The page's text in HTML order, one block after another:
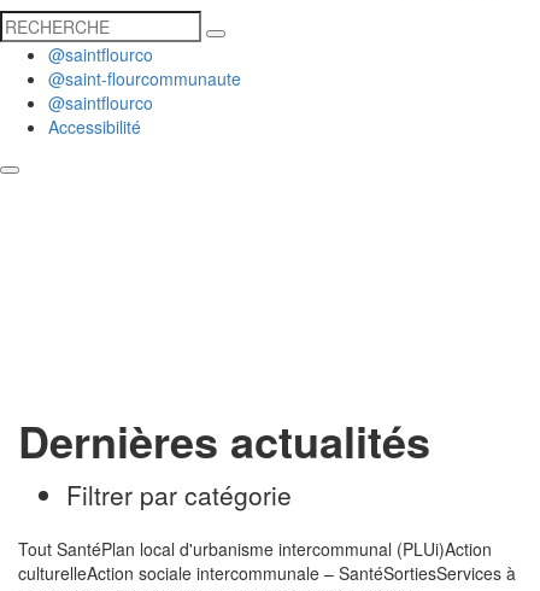
@saintflourco
@saint-flourcommunaute
@saintflourco
Accessibilité
Dernières actualités
Filtrer par catégorie
Tout SantéPlan local d'urbanisme intercommunal (PLUi)Action
culturelleAction sociale intercommunale – SantéSortiesServices à